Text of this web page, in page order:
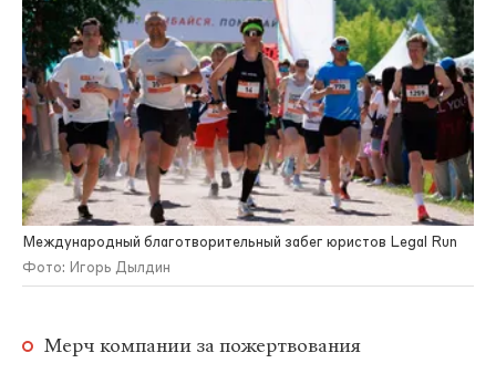
Международный благотворительный забег юристов Legal Run
Фото: Игорь Дылдин
Мерч компании за пожертвования